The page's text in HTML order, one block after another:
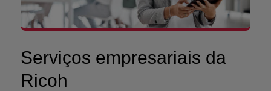
Serviços empresariais da
Ricoh